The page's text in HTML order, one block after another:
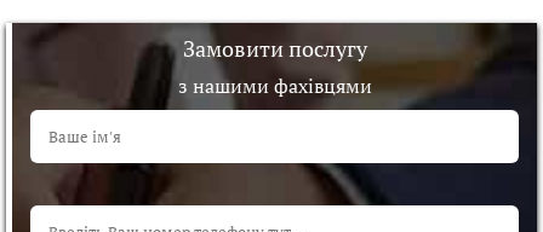
Замовити послугу
з нашими фахівцями